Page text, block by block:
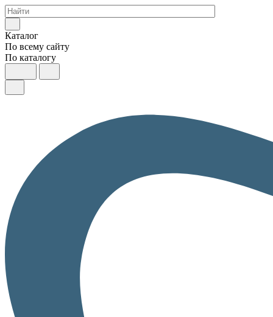
Каталог
По всему сайту
По каталогу